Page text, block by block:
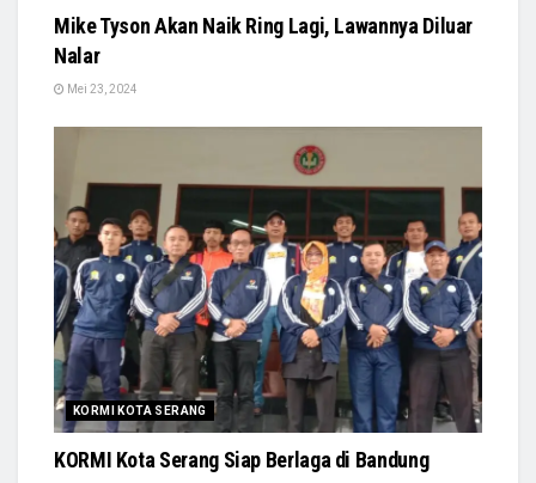
Mike Tyson Akan Naik Ring Lagi, Lawannya Diluar
Nalar
Mei 23, 2024
KORMI KOTA SERANG
KORMI Kota Serang Siap Berlaga di Bandung